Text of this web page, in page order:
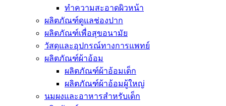
ทำความสะอาดผิวหน้า
ผลิตภัณฑ์ดูแลช่องปาก
ผลิตภัณฑ์เพื่อสุขอนามัย
วัสดุและอุปกรณ์ทางการแพทย์
ผลิตภัณฑ์ผ้าอ้อม
ผลิตภัณฑ์ผ้าอ้อมเด็ก
ผลิตภัณฑ์ผ้าอ้อมผู้ใหญ่
นมผงและอาหารสำหรับเด็ก